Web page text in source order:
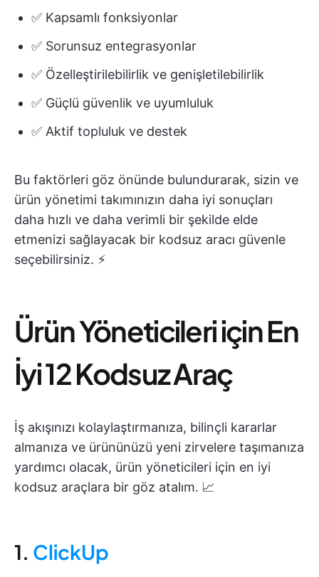
✅ Kapsamlı fonksiyonlar
✅ Sorunsuz entegrasyonlar
✅ Özelleştirilebilirlik ve genişletilebilirlik
✅ Güçlü güvenlik ve uyumluluk
✅ Aktif topluluk ve destek
Bu faktörleri göz önünde bulundurarak, sizin ve
ürün yönetimi takımınızın daha iyi sonuçları
daha hızlı ve daha verimli bir şekilde elde
etmenizi sağlayacak bir kodsuz aracı güvenle
seçebilirsiniz. ⚡️
Ürün Yöneticileri için En
İyi 12 Kodsuz Araç
İş akışınızı kolaylaştırmanıza, bilinçli kararlar
almanıza ve ürününüzü yeni zirvelere taşımanıza
yardımcı olacak, ürün yöneticileri için en iyi
kodsuz araçlara bir göz atalım. 📈
1. ClickUp